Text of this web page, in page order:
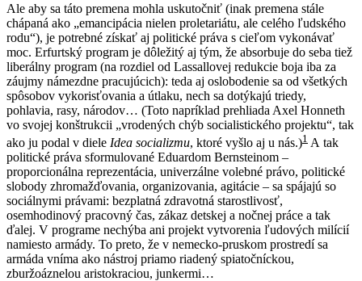
Ale aby sa táto premena mohla uskutočniť (inak premena stále
chápaná ako „emancipácia nielen proletariátu, ale celého ľudského
rodu“), je potrebné získať aj politické práva s cieľom vykonávať
moc. Erfurtský program je dôležitý aj tým, že absorbuje do seba tiež
liberálny program (na rozdiel od Lassallovej redukcie boja iba za
záujmy námezdne pracujúcich): teda aj oslobodenie sa od všetkých
spôsobov vykorisťovania a útlaku, nech sa dotýkajú triedy,
pohlavia, rasy, národov… (Toto napríklad prehliada Axel Honneth
vo svojej konštrukcii „vrodených chýb socialistického projektu“, tak
ako ju podal v diele Idea socializmu, ktoré vyšlo aj u nás.)1 A tak
politické práva sformulované Eduardom Bernsteinom –
proporcionálna reprezentácia, univerzálne volebné právo, politické
slobody zhromažďovania, organizovania, agitácie – sa spájajú so
sociálnymi právami: bezplatná zdravotná starostlivosť,
osemhodinový pracovný čas, zákaz detskej a nočnej práce a tak
ďalej. V programe nechýba ani projekt vytvorenia ľudových milícií
namiesto armády. To preto, že v nemecko-pruskom prostredí sa
armáda vníma ako nástroj priamo riadený spiatočníckou,
zburžoáznelou aristokraciou, junkermi…